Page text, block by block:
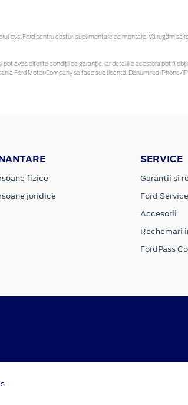
dvs. Ford pentru costuri suplimentare de montare. Vă rugăm
avea diferite condiții de garanție, iar detaliile acestora pot fi
Ford Motor Company se face sub licență. Denumirea
fizice
juridice
SERVICE
Garantii si
Ford
Accesorii
Rechemari
FordPass